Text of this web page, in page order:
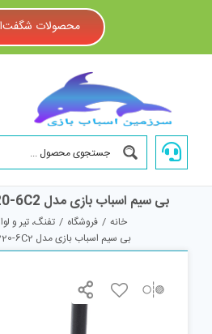
محصولات
بی سیم اسباب بازی مدل Interphone JQ220-6C2
خانه / فروشگاه / تفنگ، تیر و
بی سیم اسباب بازی مدل Interphone JQ220-6C2